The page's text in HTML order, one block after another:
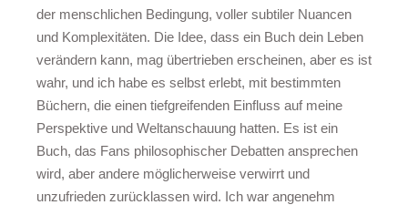
der menschlichen Bedingung, voller subtiler Nuancen
und Komplexitäten. Die Idee, dass ein Buch dein Leben
verändern kann, mag übertrieben erscheinen, aber es ist
wahr, und ich habe es selbst erlebt, mit bestimmten
Büchern, die einen tiefgreifenden Einfluss auf meine
Perspektive und Weltanschauung hatten. Es ist ein
Buch, das Fans philosophischer Debatten ansprechen
wird, aber andere möglicherweise verwirrt und
unzufrieden zurücklassen wird. Ich war angenehm